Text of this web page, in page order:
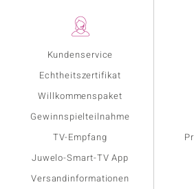
Kundenservice
Echtheitszertifikat
Willkommenspaket
Gewinnspielteilnahme
TV-Empfang
Juwelo-Smart-TV App
Versandinformationen